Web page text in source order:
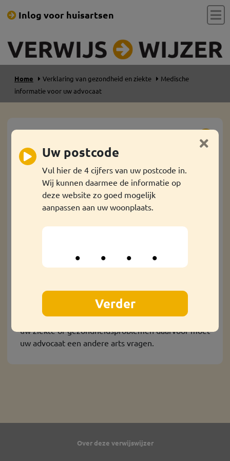
Inlog voor huisartsen
Home Verklaring van gezondheid en ziekte
Medische
informatie voor uw advocaat
advocaat
Uw advocaat mag namens u een kopie van pagina’s
uit uw medische map vragen.
Hoe vraagt u een kopie van uw medische map
heeft en waarvoor. Uw behandelend arts geeft aan
Uw behandelend arts maggeen
hoe ernstig uw ziekte is of over de ontwikkeling van
uw ziekte of gezondheidsproblemen daarvoor moet
uw advocaat een andere arts vragen.
Over deze verwijswijzer
Uw postcode
Vul hier de 4 cijfers van uw postcode in.
Wij kunnen daarmee de informatie op
deze website zo goed mogelijk
aanpassen aan uw woonplaats.